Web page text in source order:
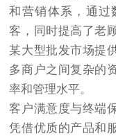
和营销体系，通过
客，同时提高了老
某大型批发市场提
多商户之间复杂的
率和管理水平。​
客户满意度与终端
凭借优质的产品和